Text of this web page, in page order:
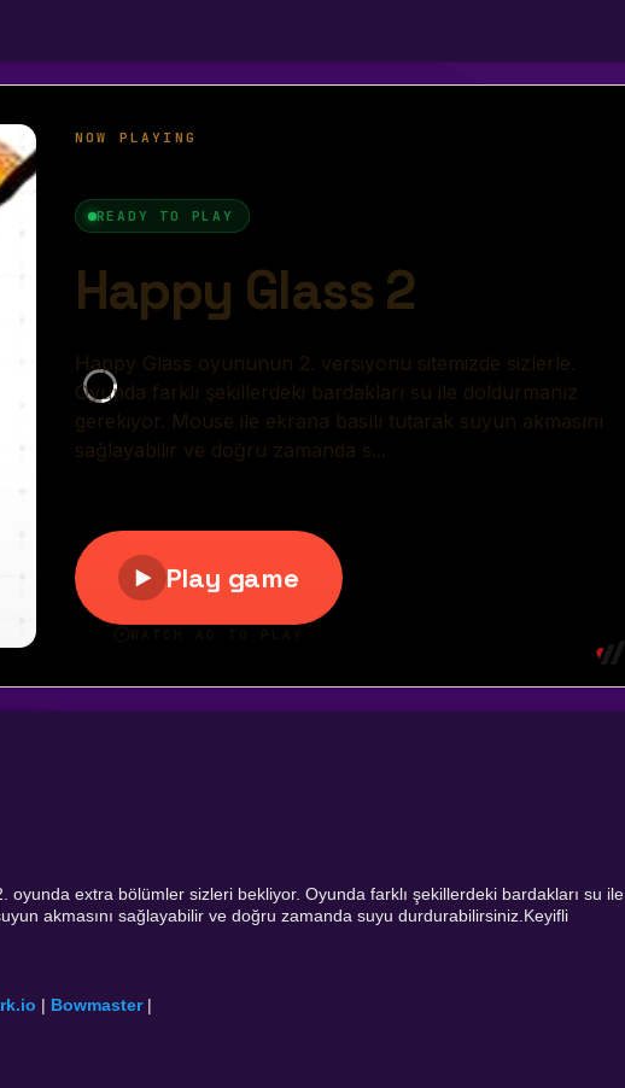
extra bölümler sizleri bekliyor. Oyunda farklı şekillerdeki bardakları su ile
akmasını sağlayabilir ve doğru zamanda suyu durdurabilirsiniz.Keyifli
| Bowmaster|